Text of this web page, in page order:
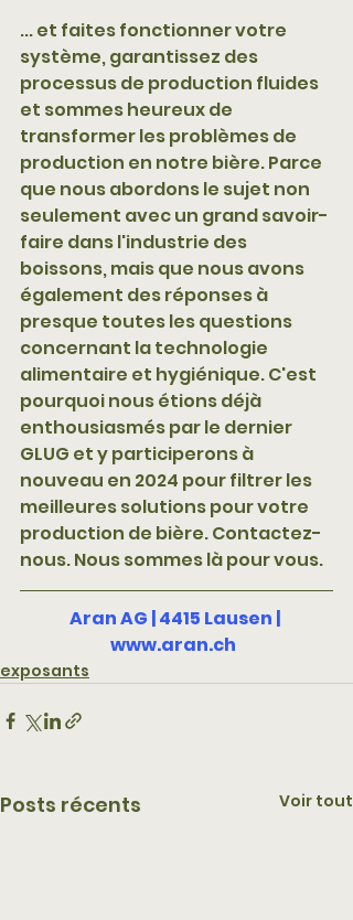
... et faites fonctionner votre
système, garantissez des
processus de production fluides
et sommes heureux de
transformer les problèmes de
production en notre bière. Parce
que nous abordons le sujet non
seulement avec un grand savoir-
faire dans l'industrie des
boissons, mais que nous avons
également des réponses à
presque toutes les questions
concernant la technologie
alimentaire et hygiénique. C'est
pourquoi nous étions déjà
enthousiasmés par le dernier
GLUG et y participerons à
nouveau en 2024 pour filtrer les
meilleures solutions pour votre
production de bière. Contactez-
nous. Nous sommes là pour vous.
Aran AG | 4415 Lausen |
www.aran.ch
exposants
Posts récents Voir tout